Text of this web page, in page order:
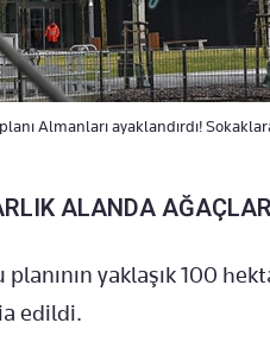
Almanları ayaklandırdı!
ALANDA
planının yaklaşık 100
edildi.